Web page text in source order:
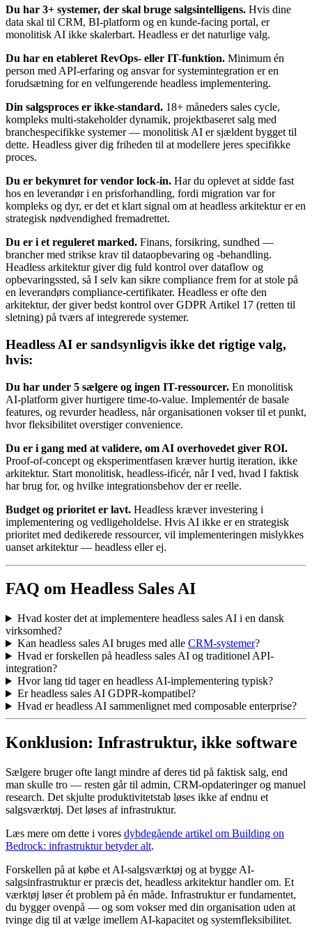
Du har 3+ systemer, der skal bruge salgsintelligens. Hvis dine
data skal til CRM, BI-platform og en kunde-facing portal, er
monolitisk AI ikke skalerbart. Headless er det naturlige valg.
Du har en etableret RevOps- eller IT-funktion. Minimum én
person med API-erfaring og ansvar for systemintegration er en
forudsætning for en velfungerende headless implementering.
Din salgsproces er ikke-standard. 18+ måneders sales cycle,
kompleks multi-stakeholder dynamik, projektbaseret salg med
branchespecifikke systemer — monolitisk AI er sjældent bygget til
dette. Headless giver dig friheden til at modellere jeres specifikke
proces.
Du er bekymret for vendor lock-in. Har du oplevet at sidde fast
hos en leverandør i en prisforhandling, fordi migration var for
kompleks og dyr, er det et klart signal om at headless arkitektur er en
strategisk nødvendighed fremadrettet.
Du er i et reguleret marked. Finans, forsikring, sundhed —
brancher med strikse krav til dataopbevaring og -behandling.
Headless arkitektur giver dig fuld kontrol over dataflow og
opbevaringssted, så I selv kan sikre compliance frem for at stole på
en leverandørs compliance-certifikater. Headless er ofte den
arkitektur, der giver bedst kontrol over GDPR Artikel 17 (retten til
sletning) på tværs af integrerede systemer.
Headless AI er sandsynligvis ikke det rigtige valg,
hvis:
Du har under 5 sælgere og ingen IT-ressourcer. En monolitisk
AI-platform giver hurtigere time-to-value. Implementér de basale
features, og revurder headless, når organisationen vokser til et punkt,
hvor fleksibilitet overstiger convenience.
Du er i gang med at validere, om AI overhovedet giver ROI.
Proof-of-concept og eksperimentfasen kræver hurtig iteration, ikke
arkitektur. Start monolitisk, headless-ificér, når I ved, hvad I faktisk
har brug for, og hvilke integrationsbehov der er reelle.
Budget og prioritet er lavt. Headless kræver investering i
implementering og vedligeholdelse. Hvis AI ikke er en strategisk
prioritet med dedikerede ressourcer, vil implementeringen mislykkes
uanset arkitektur — headless eller ej.
FAQ om Headless Sales AI
Hvad koster det at implementere headless sales AI i en dansk
virksomhed?
Kan headless sales AI bruges med alle CRM-systemer?
Hvad er forskellen på headless sales AI og traditionel API-
integration?
Hvor lang tid tager en headless AI-implementering typisk?
Er headless sales AI GDPR-kompatibel?
Hvad er headless AI sammenlignet med composable enterprise?
Konklusion: Infrastruktur, ikke software
Sælgere bruger ofte langt mindre af deres tid på faktisk salg, end
man skulle tro — resten går til admin, CRM-opdateringer og manuel
research. Det skjulte produktivitetstab løses ikke af endnu et
salgsværktøj. Det løses af infrastruktur.
Læs mere om dette i vores dybdegående artikel om Building on
Bedrock: infrastruktur betyder alt.
Forskellen på at købe et AI-salgsværktøj og at bygge AI-
salgsinfrastruktur er præcis det, headless arkitektur handler om. Et
værktøj løser ét problem på én måde. Infrastruktur er fundamentet,
du bygger ovenpå — og som vokser med din organisation uden at
tvinge dig til at vælge imellem AI-kapacitet og systemfleksibilitet.